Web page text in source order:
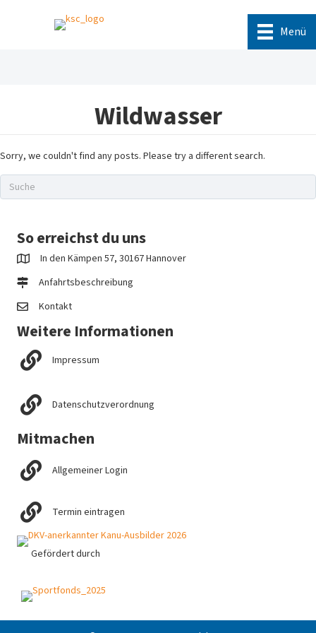
Menü
Wildwasser
Sorry, we couldn't find any posts. Please try a different search.
So erreichst du uns
In den Kämpen 57, 30167 Hannover
Anfahrtsbeschreibung
Kontakt
Weitere Informationen
Impressum
Datenschutzverordnung
Mitmachen
Allgemeiner Login
Termin eintragen
Gefördert durch